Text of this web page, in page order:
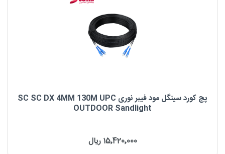
پچ کورد سینگل مود فیبر نوری SC SC DX 4MM 130M UPC
OUTDOOR Sandlight
Sandlight
15٬420٬000 ریال